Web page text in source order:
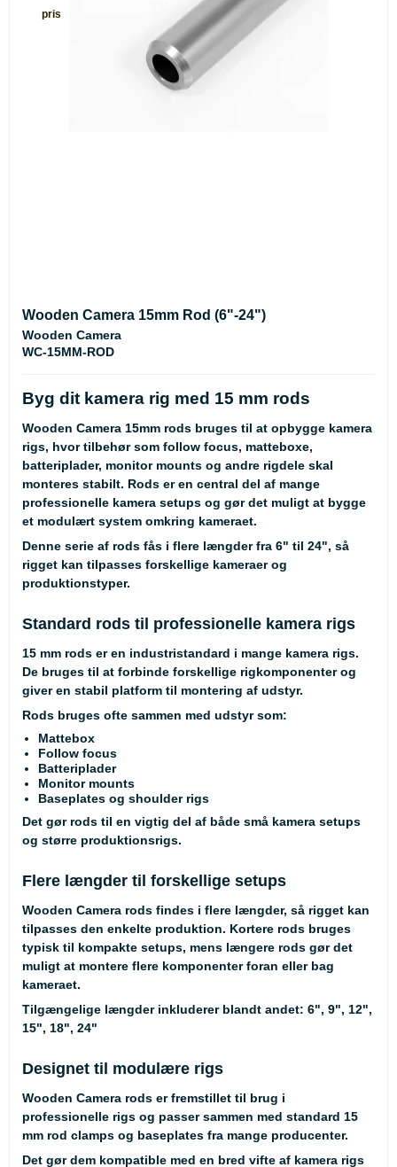
pris
Wooden Camera 15mm Rod (6"-24")
Wooden Camera
WC-15MM-ROD
Byg dit kamera rig med 15 mm rods
Wooden Camera 15mm rods bruges til at opbygge kamera
rigs, hvor tilbehør som follow focus, matteboxe,
batteriplader, monitor mounts og andre rigdele skal
monteres stabilt. Rods er en central del af mange
professionelle kamera setups og gør det muligt at bygge
et modulært system omkring kameraet.
Denne serie af rods fås i flere længder fra 6" til 24", så
rigget kan tilpasses forskellige kameraer og
produktionstyper.
Standard rods til professionelle kamera rigs
15 mm rods er en industristandard i mange kamera rigs.
De bruges til at forbinde forskellige rigkomponenter og
giver en stabil platform til montering af udstyr.
Rods bruges ofte sammen med udstyr som:
Mattebox
Follow focus
Batteriplader
Monitor mounts
Baseplates og shoulder rigs
Det gør rods til en vigtig del af både små kamera setups
og større produktionsrigs.
Flere længder til forskellige setups
Wooden Camera rods findes i flere længder, så rigget kan
tilpasses den enkelte produktion. Kortere rods bruges
typisk til kompakte setups, mens længere rods gør det
muligt at montere flere komponenter foran eller bag
kameraet.
Tilgængelige længder inkluderer blandt andet: 6", 9", 12",
15", 18", 24"
Designet til modulære rigs
Wooden Camera rods er fremstillet til brug i
professionelle rigs og passer sammen med standard 15
mm rod clamps og baseplates fra mange producenter.
Det gør dem kompatible med en bred vifte af kamera rigs